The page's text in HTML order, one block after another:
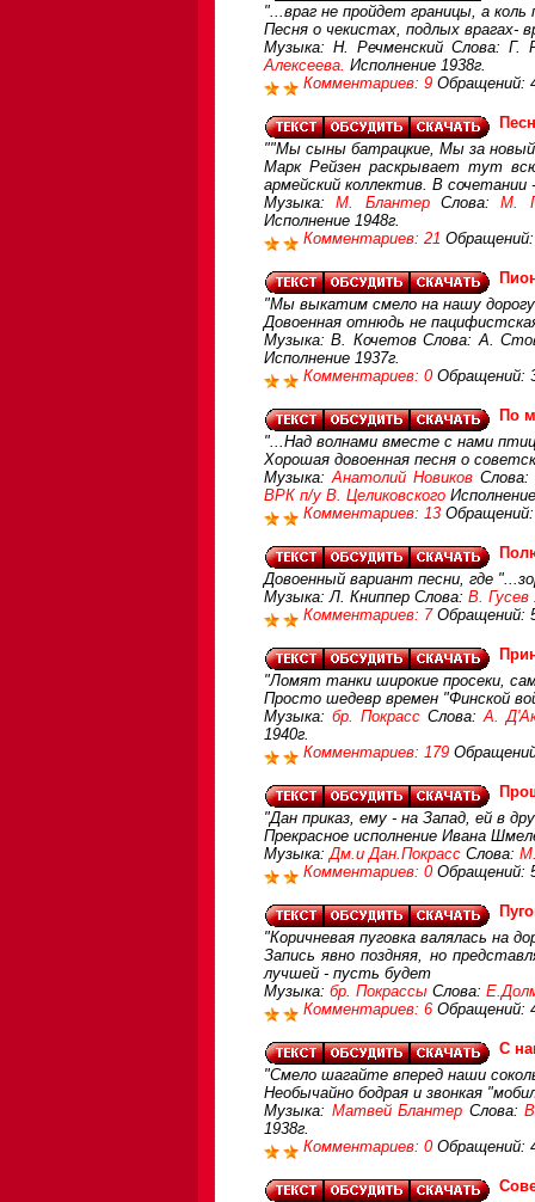
"...враг не пройдет границы, а
Песня о чекистах, подлых врагах-
Музыка: Н. Речменский Слова: Г.
Алексеева. Исполнение 1938г.
Комментариев: 9 Обращений:
""Мы сыны батрацкие, Мы за
Марк Рейзен раскрывает тут
армейский коллектив. В сочетании
Музыка:М. БлантерСлова:М.
Исполнение 1948г.
Комментариев: 21 Обращений:
"Мы выкатим смело на нашу
Довоенная отнюдь не
Музыка: В. Кочетов Слова: А.
Исполнение 1937г.
Комментариев: 0 Обращений:
По
"...Над волнами вместе с нами
Хорошая довоенная песня о
Музыка:Анатолий НовиковСлова:
ВРК п/у В. Целиковского
Комментариев: 13 Обращений:
Довоенный вариант песни, где
Музыка: Л. Книппер Слова: В. Гусев
Комментариев: 7 Обращений:
"Ломят танки широкие просеки,
Просто шедевр времен "Финской
Музыка: бр. ПокрассСлова:А.
1940г.
Комментариев: 179
"Дан приказ, ему - на Запад, ей в
Прекрасное исполнение Ивана
Музыка:Дм.и Дан.Покрасс Слова:
Комментариев: 0 Обращений:
"Коричневая пуговка валялась на
Запись явно поздняя, но
лучшей - пусть будет
Музыка: бр. Покрассы Слова:
Комментариев: 6 Обращений:
С
"Смело шагайте вперед наши
Необычайно бодрая и звонкая
Музыка: Матвей Блантер Слова:
1938г.
Комментариев: 0 Обращений: